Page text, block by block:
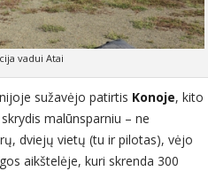
vadui Atai
sužavėjo patirtis Konoje, kito
malūnsparniu – ne
dviejų vietų (tu ir pilotas), vėjo
aikštelėje, kuri skrenda 300